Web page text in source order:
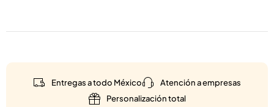
Entregas a todo México
Atención a empresas
Personalización total